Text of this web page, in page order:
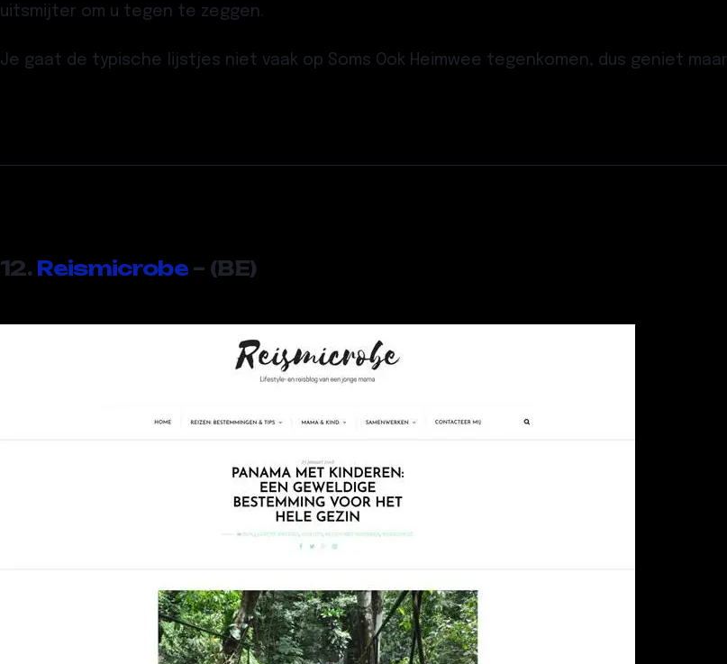
uitsmijter om u tegen te zeggen.
Je gaat de typische lijstjes niet vaak op Soms Ook Heimwee tegenkomen, dus geniet
12. Reismicrobe– (BE)